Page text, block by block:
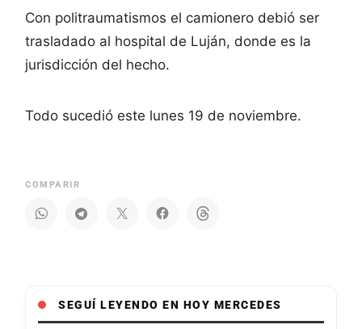
Con politraumatismos el camionero debió ser
trasladado al hospital de Luján, donde es la
jurisdicción del hecho.
Todo sucedió este lunes 19 de noviembre.
COMPARIR
SEGUÍ LEYENDO EN HOY MERCEDES